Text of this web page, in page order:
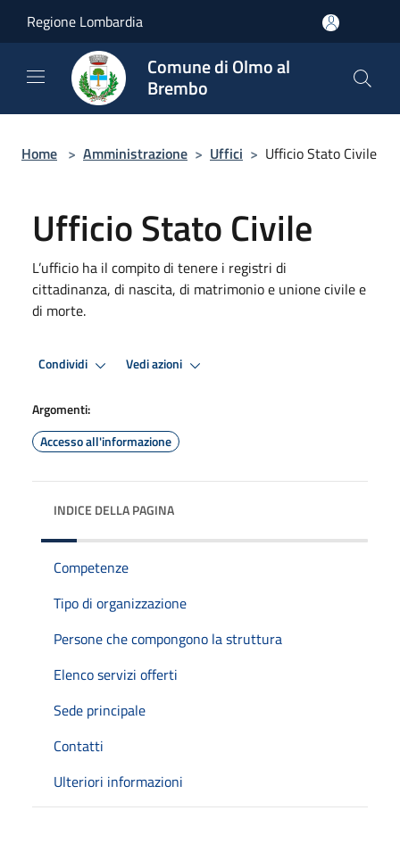
Regione Lombardia
Comune di Olmo al
Brembo
Home > Amministrazione > Uffici > Ufficio Stato Civile
Ufficio Stato Civile
L’ufficio ha il compito di tenere i registri di
cittadinanza, di nascita, di matrimonio e unione civile e
di morte.
Condividi Vedi azioni
Argomenti:
Accesso all'informazione
INDICE DELLA PAGINA
Competenze
Tipo di organizzazione
Persone che compongono la struttura
Elenco servizi offerti
Sede principale
Contatti
Ulteriori informazioni